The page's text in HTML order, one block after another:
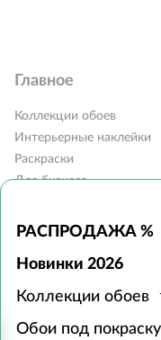
РАСПРОДАЖА %
Новинки 2026
Коллекции обоев
Обои под покраску
Главное
Коллекции обоев
Интерьерные наклейки
Раскраски
Для бизнеса
с 10:00